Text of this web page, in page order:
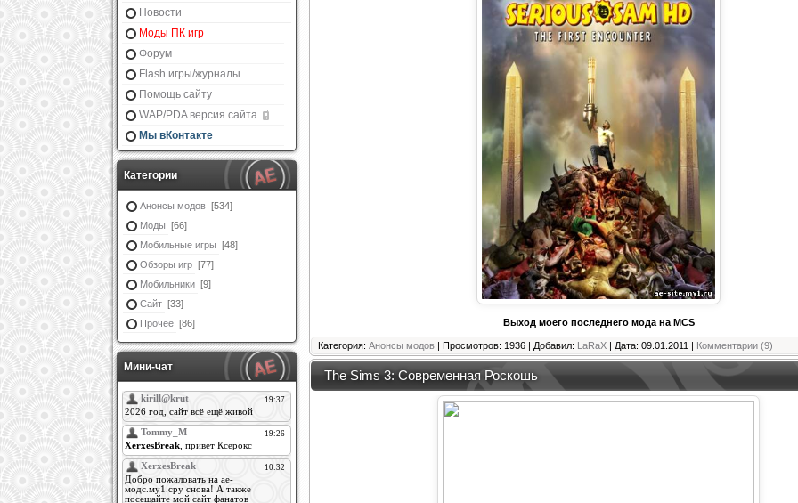
Новости
Моды ПК игр
Форум
Flash игры/журналы
Помощь сайту
WAP/PDA версия сайта
Мы вКонтакте
Категории
Анонсы модов [534]
Моды [66]
Мобильные игры [48]
Обзоры игр [77]
Мобильники [9]
Сайт [33]
Прочее [86]
Мини-чат
Выход моего последнего мода на MCS
Категория: Анонсы модов | Просмотров: 1936 | Добавил: LaRaX | Дата: 09.01.2011 | Комментарии (9)
The Sims 3: Современная Роскошь